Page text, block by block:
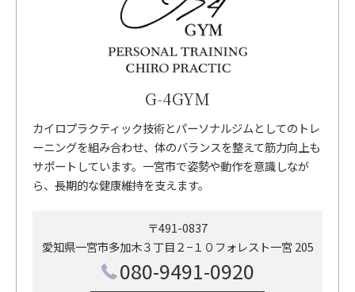
G-4GYM
カイロプラクティック技術とパーソナルジムとしてのトレ
ーニングを組み合わせ、体のバランスを整えて筋力向上も
サポートしています。一宮市で姿勢や動作を意識しなが
ら、長期的な健康維持を支えます。
〒491-0837
愛知県一宮市多加木３丁目２−１０フォレスト一宮 205
080-9491-0920